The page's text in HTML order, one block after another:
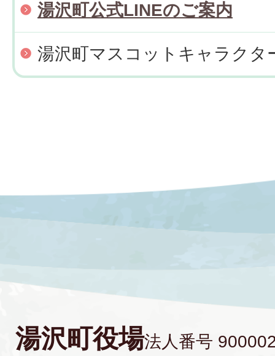
湯沢町公式LINEのご案内
湯沢町マスコットキャラクタ
湯沢町役場法人番号